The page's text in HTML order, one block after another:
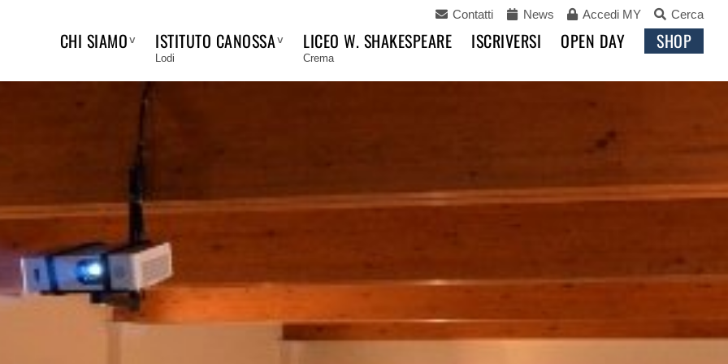
CHI SIAMO ISTITUTO CANOSSA
Lodi
LICEO W. SHAKESPEARE
Crema
ISCRIVERSI OPEN DAY SHOP
Contatti News Accedi MY Cerca